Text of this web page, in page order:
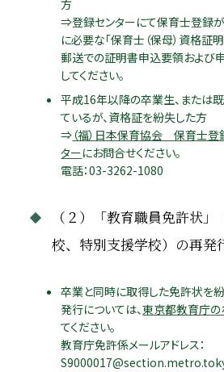
方
⇒登録センターにて保育士登録が
に必要な「保育士（保母）資格証
郵送での証明書申込要領および
してください。
平成16年以降の卒業生、または
ているが、資格証を紛失した方
⇒ （福）日本保育協会 保育士
ターにお問合せください。
電話：03-3262-1080
（２）「教育職員免許状
校、特別支援学校）の再発
卒業と同時に取得した免許状を
発行については、東京都教育庁
てください。
教育庁免許係メールアドレス：